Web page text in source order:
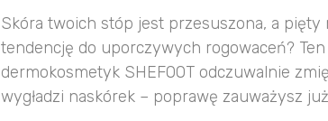
Skóra twoich stóp jest przesuszona, a pięty
tendencję do uporczywych rogowaceń?
dermokosmetyk SHEFOOT odczuwalnie
wygładzi naskórek – poprawę zauważysz już